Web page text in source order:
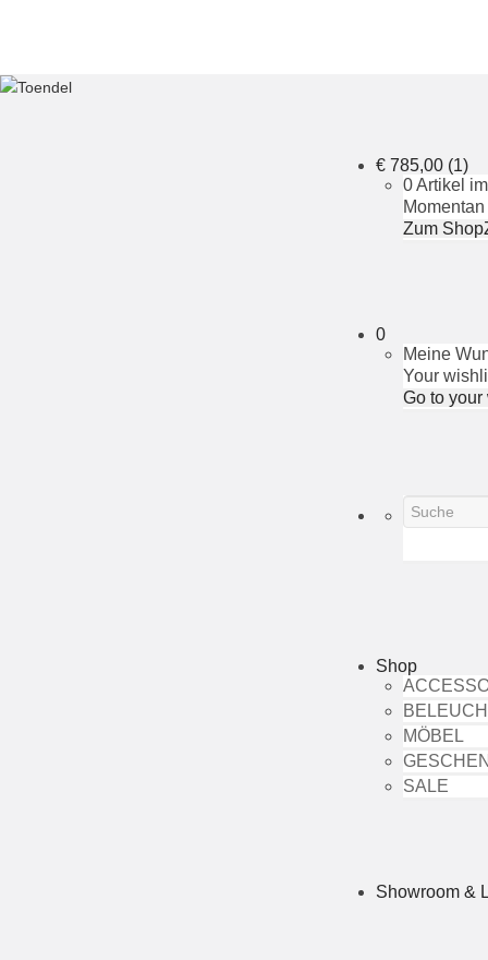
€ 785,00 (1)
0 Artikel
Zum Shop
0
Meine
Your
Go to
Shop
MÖBEL
SALE
Showroom &